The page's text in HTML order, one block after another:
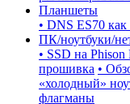
Планшеты
• DNS ES70
ПК/ноутбуки/
• SSD на
прошивка •
«холодный»
флагманы